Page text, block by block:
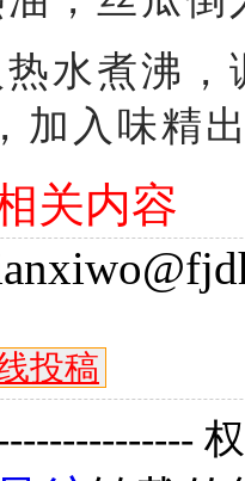
煮沸，
加入味精
关内容
投稿